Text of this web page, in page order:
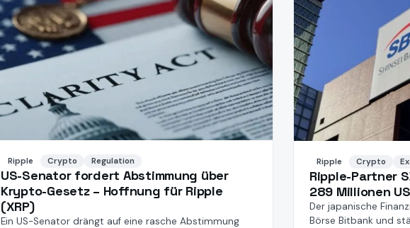
Ripple Crypto Regulation
US-Senator fordert Abstimmung über
Krypto-Gesetz – Hoffnung für Ripple
(XRP)
Ein US-Senator drängt auf eine rasche Abstimmung
Ripple Crypto
Ripple-Partner
289 Millionen
Der japanische
Börse Bitbank und